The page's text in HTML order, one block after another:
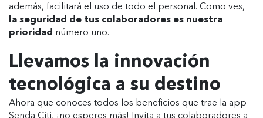
además, facilitará el uso de todo el personal. Como ves,
la seguridad de tus colaboradores es nuestra
prioridad número uno.
Llevamos la innovación
tecnológica a su destino
Ahora que conoces todos los beneficios que trae la app